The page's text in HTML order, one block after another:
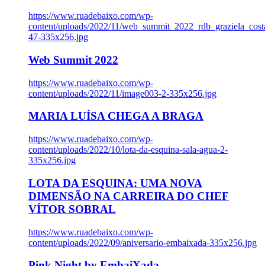
https://www.ruadebaixo.com/wp-
content/uploads/2022/11/
47-335x256.jpg
Web Summit 2022
https://www.ruadebaixo.com/wp-
content/uploads/2022/11/image003-2-335x256.jpg
MARIA LUÍSA CHEGA A BRAGA
https://www.ruadebaixo.com/wp-
content/uploads/2022/10/lota-da-esquina-sala-agua-2-
335x256.jpg
LOTA DA ESQUINA: UMA NOVA
DIMENSÃO NA CARREIRA DO CHEF
VÍTOR SOBRAL
https://www.ruadebaixo.com/wp-
content/uploads/2022/09/aniversario-embaixada-335x256.jpg